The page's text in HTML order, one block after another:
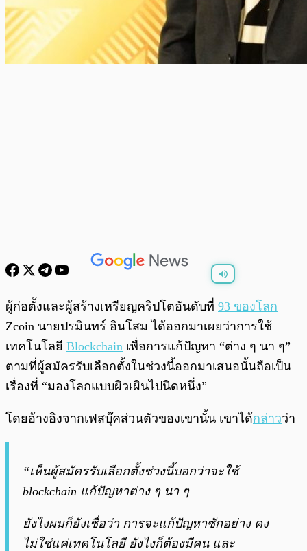
พร้อมเล่น /0:00
ผู้ก่อตั้งและผู้สร้างเหรียญคริปโตอันดับที่ 93 ของโลก
Zcoin นายปรมินทร์ อินโสม ได้ออกมาเผยว่าการใช้
เทคโนโลยี Blockchain เพื่อการแก้ปัญหา “ต่าง ๆ นา ๆ”
ตามที่ผู้สมัครรับเลือกตั้งในช่วงนี้ออกมาเสนอนั้นถือเป็น
เรื่องที่ “มองโลกแบบผิวเผินไปนิดหนึ่ง”
โดยอ้างอิงจากเฟสบุ๊คส่วนตัวของเขานั้น เขาได้กล่าวว่า
“เห็นผู้สมัครรับเลือกตั้งช่วงนี้บอกว่าจะใช้
blockchain แก้ปัญหาต่าง ๆ นา ๆ
ยังไงผมก็ยังเชื่อว่า การจะแก้ปัญหาซักอย่าง คง
ไม่ใช่แค่เทคโนโลยี ยังไงก็ต้องมีคน และ